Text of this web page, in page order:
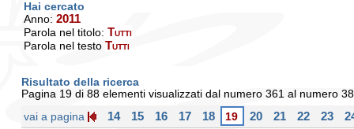
Hai cercato
Anno: 2011
Parola nel titolo: Tutti
Parola nel testo Tutti
Risultato della ricerca
Pagina 19 di 88 elementi visualizzati dal numero 361 al numero
vai a pagina 14 15 16 17 18 19 20 21 22 23